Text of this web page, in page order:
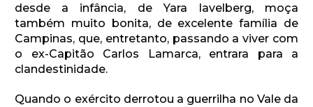
desde a infância, de Yara Iavelberg, moça
também muito bonita, de excelente família de
Campinas, que, entretanto, passando a viver com
o ex-Capitão Carlos Lamarca, entrara para a
clandestinidade.
Quando o exército derrotou a guerrilha no Vale da